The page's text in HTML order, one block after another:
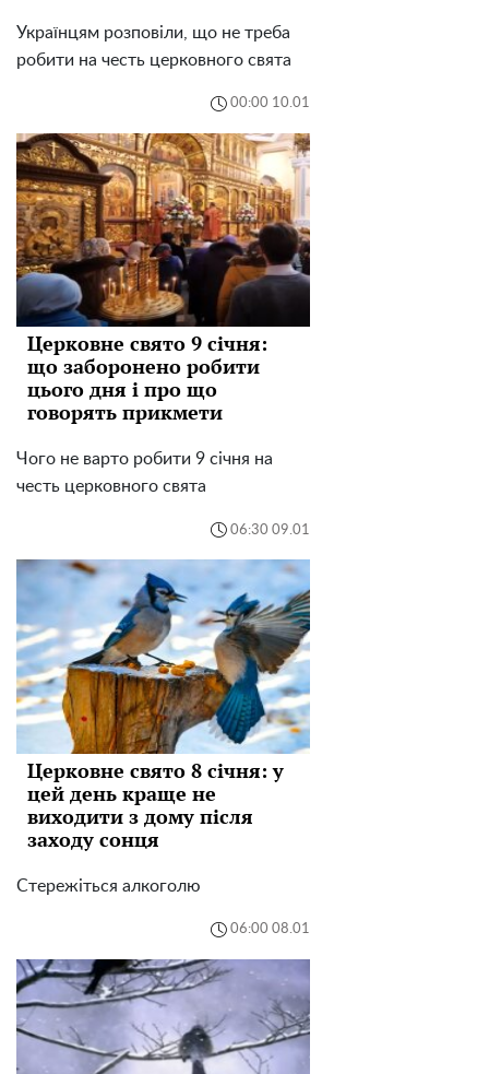
Українцям розповіли, що не треба
робити на честь церковного свята
00:00 10.01
Церковне свято 9 січня:
що заборонено робити
цього дня і про що
говорять прикмети
Чого не варто робити 9 січня на
честь церковного свята
06:30 09.01
Церковне свято 8 січня: у
цей день краще не
виходити з дому після
заходу сонця
Стережіться алкоголю
06:00 08.01